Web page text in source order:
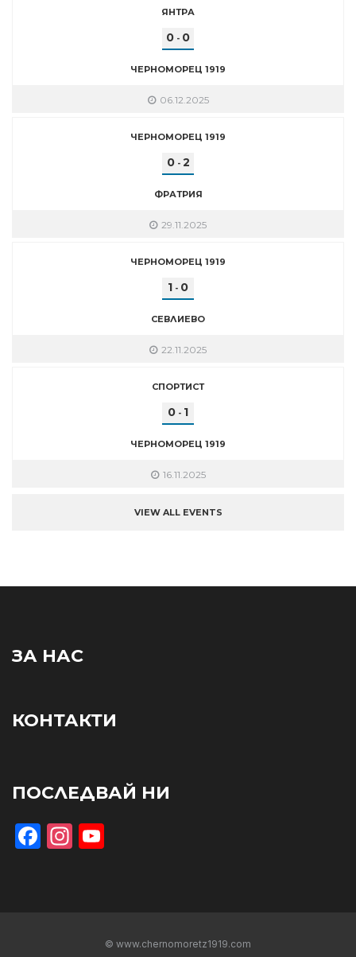
ЯНТРА
0 - 0
ЧЕРНОМОРЕЦ 1919
06.12.2025
ЧЕРНОМОРЕЦ 1919
0- 2
ФРАТРИЯ
29.11.2025
ЧЕРНОМОРЕЦ 1919
1 - 0
СЕВЛИЕВО
22.11.2025
СПОРТИСТ
0 - 1
ЧЕРНОМОРЕЦ 1919
16.11.2025
VIEW ALL EVENTS
ЗА НАС
КОНТАКТИ
ПОСЛЕДВАЙ НИ
Facebook
Instagram
© www.chernomoretz1919.com